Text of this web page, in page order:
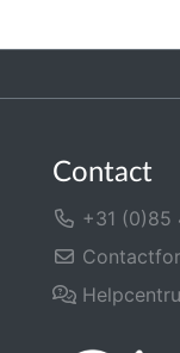
Contact
+31 (0)85